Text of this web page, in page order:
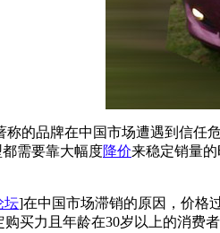
称的品牌在中国市场遭遇到信任
需要靠大幅度降价来稳定销量
坛]在中国市场滞销的原因，价格
买力且年龄在30岁以上的消